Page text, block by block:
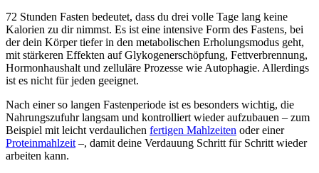
72 Stunden Fasten bedeutet, dass du drei volle Tage lang keine
Kalorien zu dir nimmst. Es ist eine intensive Form des Fastens, bei
der dein Körper tiefer in den metabolischen Erholungsmodus geht,
mit stärkeren Effekten auf Glykogenerschöpfung, Fettverbrennung,
Hormonhaushalt und zelluläre Prozesse wie Autophagie. Allerdings
ist es nicht für jeden geeignet.
Nach einer so langen Fastenperiode ist es besonders wichtig, die
Nahrungszufuhr langsam und kontrolliert wieder aufzubauen – zum
Beispiel mit leicht verdaulichen fertigen Mahlzeiten oder einer
Proteinmahlzeit –, damit deine Verdauung Schritt für Schritt wieder
arbeiten kann.